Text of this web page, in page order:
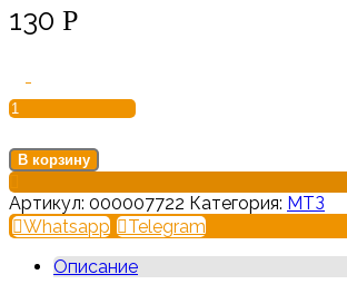
130 Р
-
В корзину
Артикул: 000007722 Категория: МТЗ
Whatsapp
Telegram
Описание